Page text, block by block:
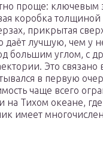
проще: ключевым
коробка
прикрытая
даёт лучшую, чем у
большим углом, с
Это
в первую
чаще всего
Тихом океане, где
имеет